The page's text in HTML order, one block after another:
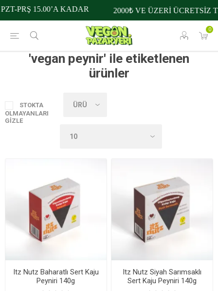
0
PRŞ 15.00’A KADAR 2000₺ VE ÜZERİ ÜCRETSİZ
'vegan peynir' ile etiketlenen
ürünler
STOKTA
OLMAYANLARI
GIZLE
Itz Nutz Baharatlı Sert Kaju
Peyniri 140g
Itz Nutz Siyah Sarımsaklı
Sert Kaju Peyniri 140g